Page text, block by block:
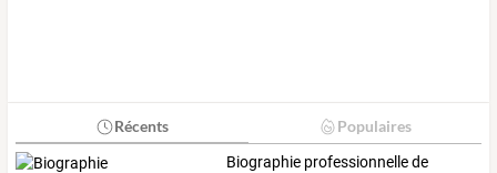
Récents Populaires
Biographie professionnelle de